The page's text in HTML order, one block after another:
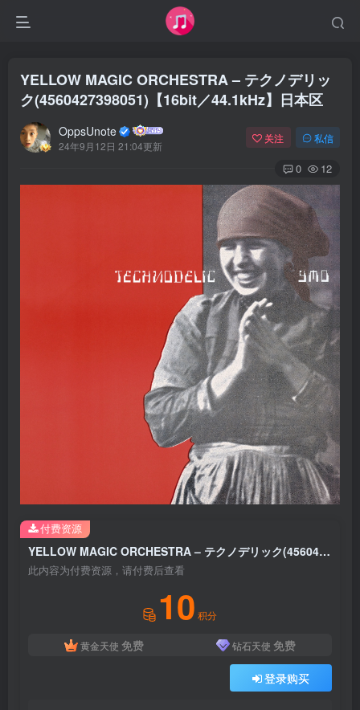
YELLOW MAGIC ORCHESTRA – テクノデリッ
ク(4560427398051)【16bit／44.1kHz】日本区
OppsUnote
24年9月12日 21:04更新
关注 私信
0 12
YELLOW MAGIC ORCHESTRA – テクノデリック(4560427398051)【16bit／44.1kHz】日本区
此内容为付费资源，请付费后查看
10 积分
黄金天使 免费 钻石天使 免费
登录购买
付费资源